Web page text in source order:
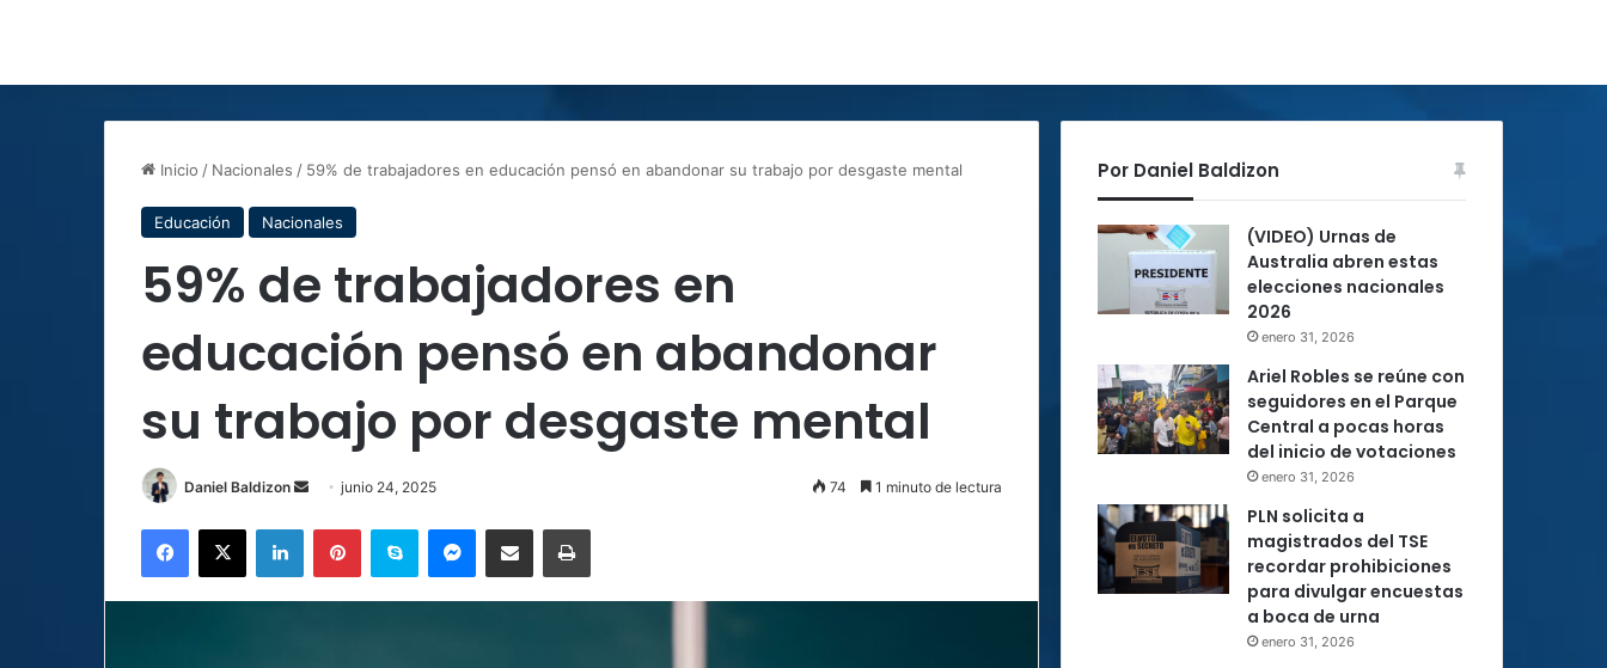
Inicio / Nacionales / 59% de trabajadores en educación pensó en abandonar su trabajo por desgaste mental
Educación Nacionales
59% de trabajadores en
educación pensó en abandonar
su trabajo por desgaste mental
Daniel Baldizon
Send
email
junio 24, 2025 74 1 minuto de lectura
Facebook
X LinkedInPinterestSkype MessengerCompartir por correo electrónicoImprimir
Por Daniel Baldizon
(VIDEO) Urnas de
Australia abren estas
elecciones nacionales
2026
enero 31, 2026
Ariel Robles se reúne con
seguidores en el Parque
Central a pocas horas
del inicio de votaciones
enero 31, 2026
PLN solicita a
magistrados del TSE
recordar prohibiciones
para divulgar encuestas
a boca de urna
enero 31, 2026